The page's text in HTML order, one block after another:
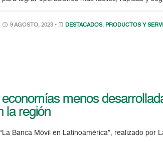
9 AGOSTO, 2023 • DESTACADOS, PRODUCTOS Y
menos
la región
Banca Móvil en Latinoamérica”, realizado